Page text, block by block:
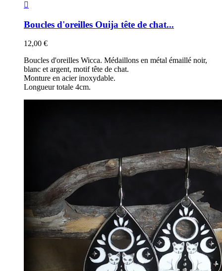

Boucles d'oreilles Ouija tête de chat...
12,00 €
Boucles d'oreilles Wicca. Médaillons en métal émaillé noir,
blanc et argent, motif tête de chat.
Monture en acier inoxydable.
Longueur totale 4cm.